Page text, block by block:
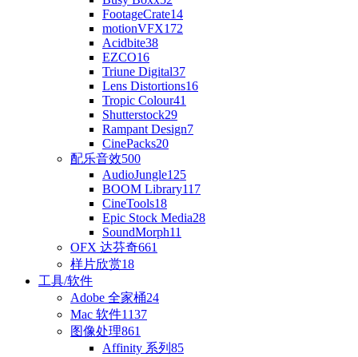
FootageCrate14
motionVFX172
Acidbite38
EZCO16
Triune Digital37
Lens Distortions16
Tropic Colour41
Shutterstock29
Rampant Design7
CinePacks20
配乐音效500
AudioJungle125
BOOM Library117
CineTools18
Epic Stock Media28
SoundMorph11
OFX 达芬奇661
样片欣赏18
工具/软件
Adobe 全家桶24
Mac 软件1137
图像处理861
Affinity 系列 85